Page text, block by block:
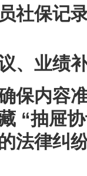
社保记
、业绩
保内容
“抽屉
法律纠